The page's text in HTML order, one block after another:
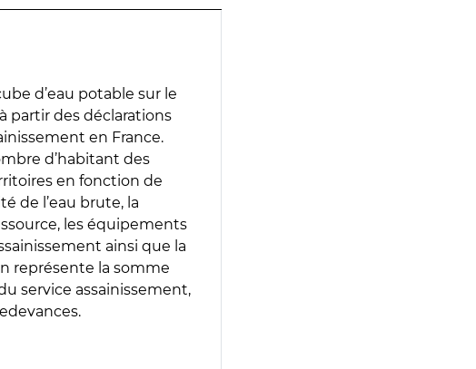
d’eau potable sur le
partir des déclarations
en France.
d’habitant des
en fonction de
de l’eau brute, la
les équipements
ainsi que la
représente la somme
service assainissement,